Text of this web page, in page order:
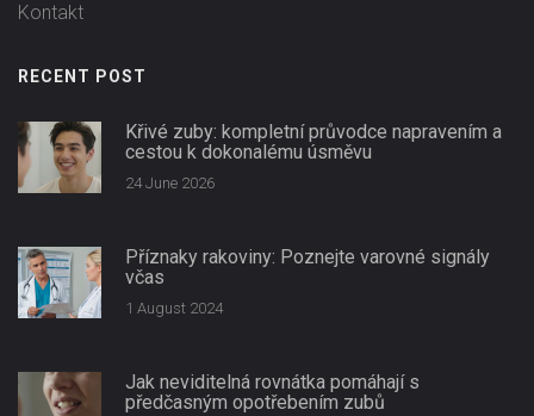
Kontakt
RECENT POST
Křivé zuby: kompletní průvodce napravením a
cestou k dokonalému úsměvu
24 June 2026
Příznaky rakoviny: Poznejte varovné signály
včas
1 August 2024
Jak neviditelná rovnátka pomáhají s
předčasným opotřebením zubů